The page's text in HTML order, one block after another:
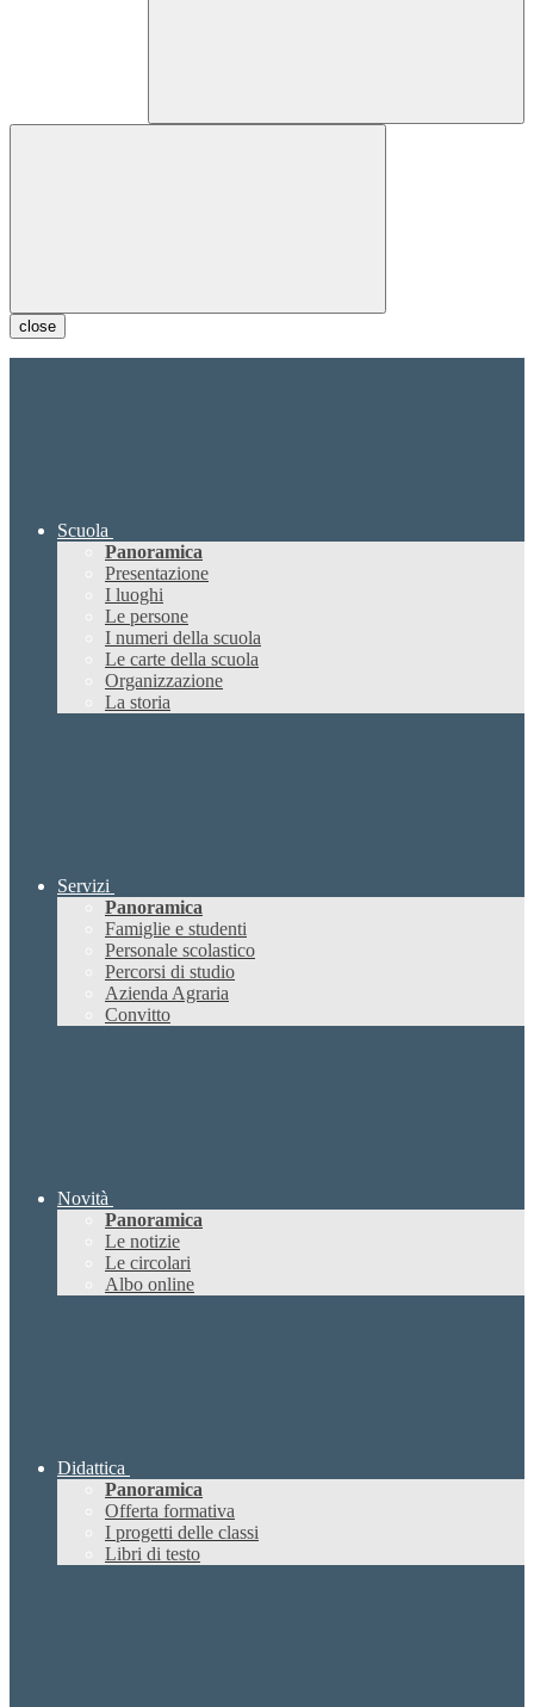
close
Scuola
Panoramica
Presentazione
I luoghi
Le persone
I numeri della scuola
Le carte della scuola
Organizzazione
La storia
Servizi
Panoramica
Famiglie e studenti
Personale scolastico
Percorsi di studio
Azienda Agraria
Convitto
Novità
Panoramica
Le notizie
Le circolari
Albo online
Didattica
Panoramica
Offerta formativa
I progetti delle classi
Libri di testo